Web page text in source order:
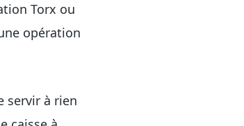
Torx ou
opération
servir à rien